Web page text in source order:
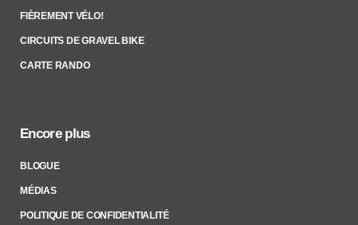
FIÈREMENT VÉLO!
CIRCUITS DE GRAVEL BIKE
CARTE RANDO
Encore plus
BLOGUE
MÉDIAS
POLITIQUE DE CONFIDENTIALITÉ